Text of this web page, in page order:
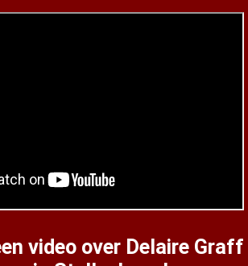
video over Delaire Graff